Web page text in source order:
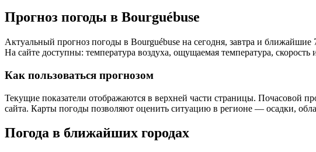
Прогноз погоды в Bourguébusе
Актуальный прогноз погоды в Bourguébusе на сегодня, завтра и
На сайте доступны: температура воздуха, ощущаемая температура,
Как пользоваться прогнозом
Текущие показатели отображаются в верхней части страницы. Почасовой
сайта. Карты погоды позволяют оценить ситуацию в регионе — осадки,
Погода в ближайших городах